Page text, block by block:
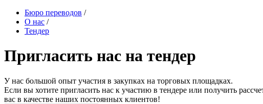
Бюро переводов /
О нас /
Тендер
Пригласить нас на тендер
У нас большой опыт участия в закупках на торговых площадках.
Если вы хотите пригласить нас к участию в тендере или получить
вас в качестве наших постоянных клиентов!